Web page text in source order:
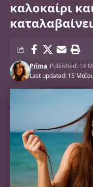
καλοκαίρι
Last updated: 15
Prima Published: 14